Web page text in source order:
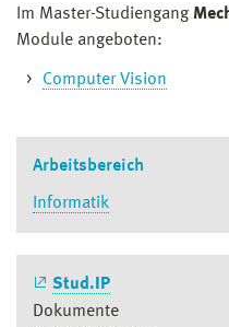
Im Master-Studiengang
Module angeboten:
Computer Vision
Arbeitsbereich
Informatik
Stud.IP
Dokumente